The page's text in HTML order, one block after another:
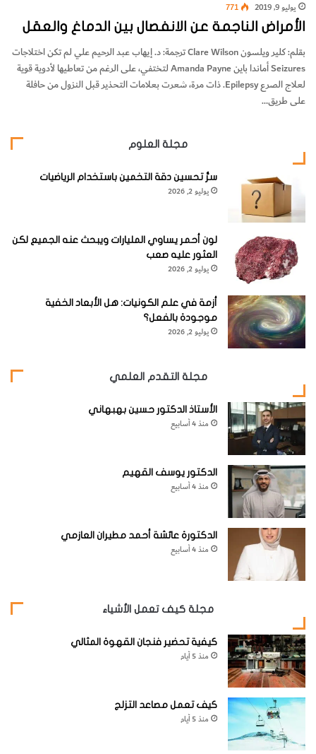
يوليو 9, 2019 771
الأمراض الناجمة عن الانفصال بين الدماغ والعقل
بقلم: كلير ويلسون Clare Wilson ترجمة: د. إيهاب عبد الرحيم علي لم تكن اختلاجات
Seizures أماندا باين Amanda Payne لتختفي، على الرغم من تعاطيها لأدوية قوية
لعلاج الصرع Epilepsy. ذات مرة، شعرت بعلامات التحذير قبل النزول من حافلة
على طريق…
مجلة العلوم
سرُّ تحسين دقة التخمين باستخدام الرياضيات
يوليو 2, 2026
لون أحمر يساوي المليارات ويبحث عنه الجميع لكن
العثور عليه صعب
يوليو 2, 2026
أزمة في علم الكونيات: هل الأبعاد الخفية
موجودة بالفعل؟
يوليو 2, 2026
مجلة التقدم العلمي
الأستاذ الدكتور حسين بهبهاني
منذ 4 أسابيع
الدكتور يوسف القهيم
منذ 4 أسابيع
الدكتورة عائشة أحمد مطيران العازمي
منذ 4 أسابيع
مجلة كيف تعمل الأشياء
كيفية تحضير فنجان القهوة المثالي
منذ 5 أيام
كيف تعمل مصاعد التزلج
منذ 5 أيام